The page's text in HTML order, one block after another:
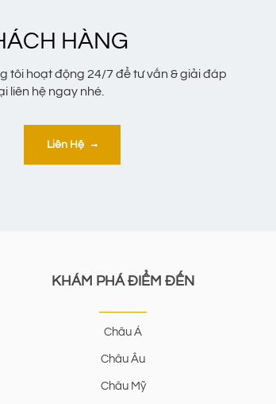
HÀNG
tôi hoạt động 24/7 để tư vấn & giải đáp
liên hệ ngay nhé.
Liên Hệ
KHÁM PHÁ ĐIỂM ĐẾN
Châu Á
Châu Âu
Châu Mỹ